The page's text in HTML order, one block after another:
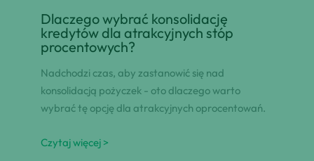
Dlaczego wybrać konsolidację
kredytów dla atrakcyjnych stóp
procentowych?
Nadchodzi czas, aby zastanowić się nad
konsolidacją pożyczek - oto dlaczego warto
wybrać tę opcję dla atrakcyjnych oprocentowań.
Czytaj więcej >